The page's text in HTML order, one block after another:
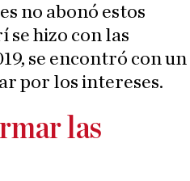
no abonó estos
se hizo con las
se encontró con un
por los intereses.
las